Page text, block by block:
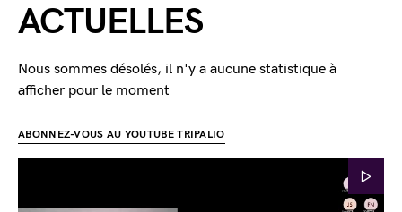
ACTUELLES
Nous sommes désolés, il n'y a aucune statistique à
afficher pour le moment
ABONNEZ-VOUS AU YOUTUBE TRIPALIO